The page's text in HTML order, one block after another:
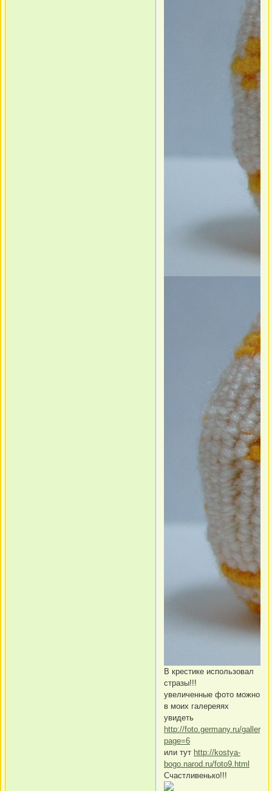
В крестике использовал
стразы!!!
увеличенные фото можно
в моих галереяях
увидеть
http://foto.germany.ru/gallery/
page=6
или тут http://kostya-
bogo.narod.ru/foto9.html
Счастливенько!!!